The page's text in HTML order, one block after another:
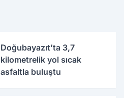
Doğubayazıt’ta 3,7
kilometrelik yol sıcak
asfaltla buluştu